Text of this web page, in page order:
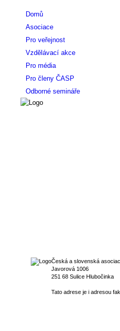
Domů
Asociace
Pro veřejnost
Vzdělávací akce
Pro média
Pro členy ČASP
Odborné semináře
Česká a slovenská
Javorová 1006
251 68 Sulice Hlubočinka
Tato adrese je i adresou